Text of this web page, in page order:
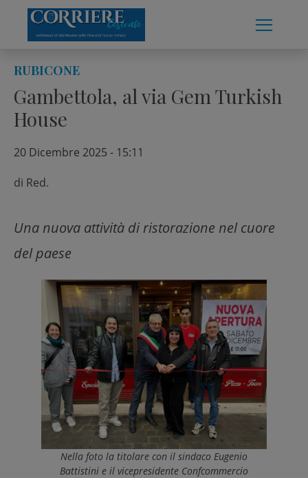
content
RUBICONE
Gambettola, al via Gem Turkish
House
20 Dicembre 2025 - 15:11
di Red.
Una nuova attività di ristorazione nel cuore
del paese
Nella foto la titolare con il sindaco Eugenio
Battistini e il vicepresidente Confcommercio